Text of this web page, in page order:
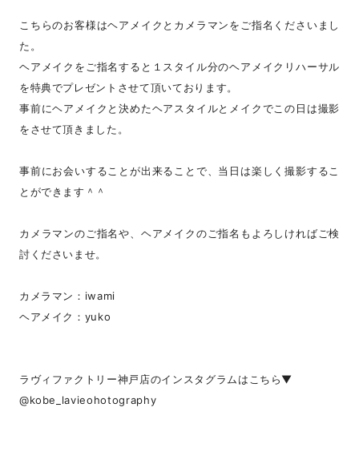
こちらのお客様はヘアメイクとカメラマンをご指名くださいまし
た。
ヘアメイクをご指名すると１スタイル分のヘアメイクリハーサル
を特典でプレゼントさせて頂いております。
事前にヘアメイクと決めたヘアスタイルとメイクでこの日は撮影
をさせて頂きました。
事前にお会いすることが出来ることで、当日は楽しく撮影するこ
とができます＾＾
カメラマンのご指名や、ヘアメイクのご指名もよろしければご検
討くださいませ。
カメラマン：iwami
ヘアメイク：yuko
ラヴィファクトリー神戸店のインスタグラムはこちら▼
@kobe_lavieohotography